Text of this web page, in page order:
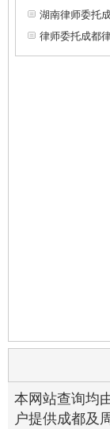
湖南律师委托
律师委托成都
本网站查询均
户提供成都及